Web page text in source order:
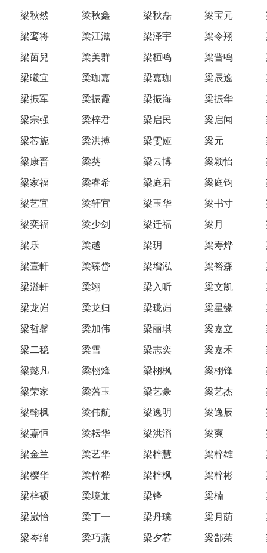
梁秋然 梁秋鑫 梁秋磊 梁宝元
梁鸾将 梁江滋 梁泽宇 梁令翔
梁茵兒 梁美群 梁桓鸣 梁晋鸣
梁曦宜 梁珈嘉 梁嘉珈 梁辰逸
梁振军 梁振霞 梁振海 梁振华
梁宗强 梁梓君 梁启民 梁启闻
梁芯旎 梁洪搏 梁雯娅 梁元
梁康晋 梁葵 梁云博 梁颖怡
梁家福 梁睿希 梁庭君 梁庭钧
梁艺宜 梁轩宜 梁玉华 梁书寸
梁奕福 梁少剑 梁迁福 梁月
梁乐 梁越 梁玥 梁寿烨
梁壹軒 梁臻岱 梁增泓 梁裕森
梁溢軒 梁翊 梁入听 梁文凯
梁龙岿 梁龙归 梁珑岿 梁星缘
梁哲馨 梁加伟 梁丽琪 梁嘉立
梁二稳 梁雪 梁志奕 梁嘉禾
梁懿凡 梁栩烽 梁栩枫 梁栩锋
梁荣家 梁藩玉 梁艺豪 梁艺杰
梁翰枫 梁伟航 梁逸明 梁逸辰
梁嘉恒 梁耘华 梁洪滔 梁爽
梁金兰 梁艺华 梁梓慧 梁梓雄
梁樱华 梁梓桦 梁梓枫 梁梓彬
梁梓硕 梁境兼 梁锋 梁楠
梁崴怡 梁丁一 梁丹璞 梁月荫
梁岑绵 梁巧燕 梁夕芯 梁郜茱